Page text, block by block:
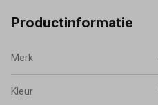
Productinformatie
Merk
Kleur